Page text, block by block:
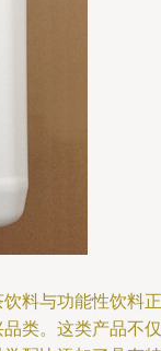
料与功能性饮料正
类。这类产品不仅